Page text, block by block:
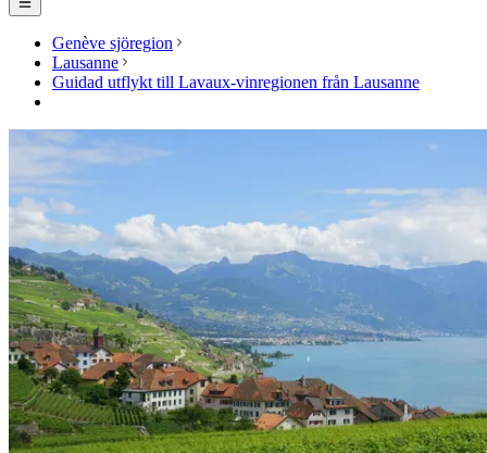
Genève sjöregion
Lausanne
Guidad utflykt till Lavaux-vinregionen från Lausanne